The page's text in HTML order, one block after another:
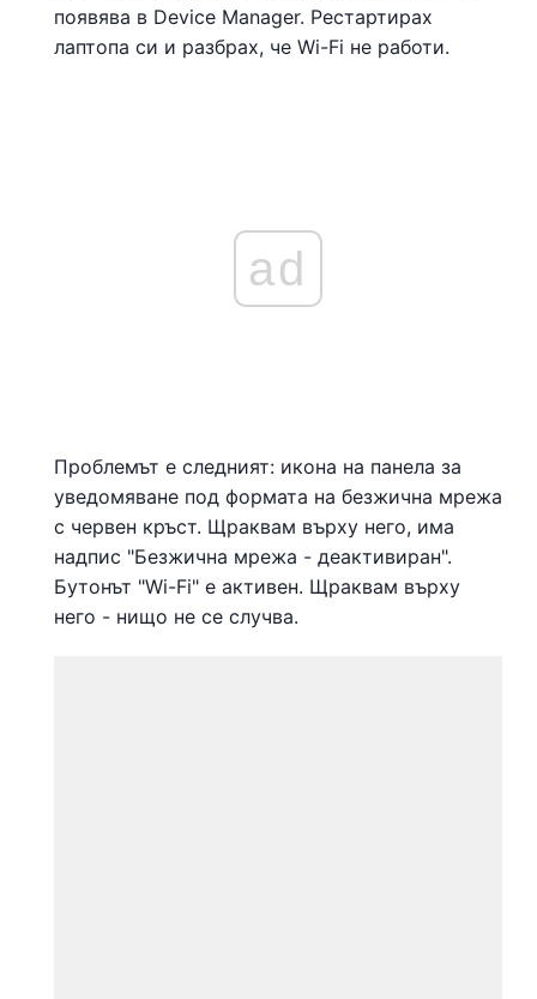
появява в Device Manager. Рестартирах
лаптопа си и разбрах, че Wi-Fi не работи.
ad
Проблемът е следният: икона на панела за
уведомяване под формата на безжична мрежа
с червен кръст. Щраквам върху него, има
надпис "Безжична мрежа - деактивиран".
Бутонът "Wi-Fi" е активен. Щраквам върху
него - нищо не се случва.